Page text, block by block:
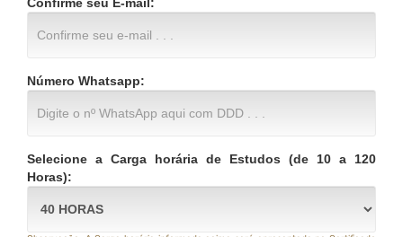
Confirme seu E-mail:
Número Whatsapp:
Selecione a Carga horária de Estudos (de 10 a 120
Horas):